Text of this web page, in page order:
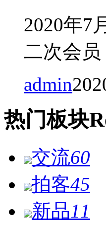
2020年7
二次会员
admin
热门板块
交流60
拍客45
新品11